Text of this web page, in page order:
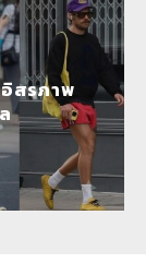
อิสรภาพ